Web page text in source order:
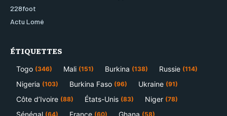
228foot
Actu Lomé
ÉTIQUETTES
Togo (346) Mali (151) Burkina (138) Russie (114)
Nigeria (103) Burkina Faso (96) Ukraine (91)
Côte d’Ivoire (88) États-Unis (83) Niger (78)
Sénégal (64) France (60) Ghana (58)